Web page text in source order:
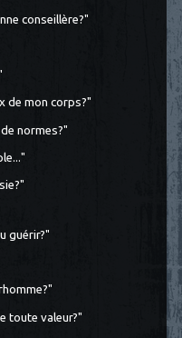
conseillère?"
de mon corps?"
normes?"
guérir?"
toute valeur?"